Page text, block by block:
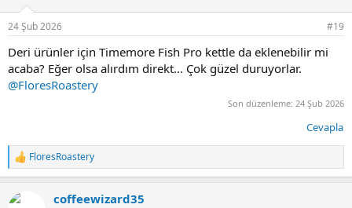
:
24 Şub 2026 #19
Deri ürünler için Timemore Fish Pro kettle da eklenebilir mi
acaba? Eğer olsa alırdım direkt... Çok güzel duruyorlar.
@FloresRoastery
Son düzenleme: 24 Şub 2026
Cevapla
T
e
k
FloresRoastery
coffeewizard35